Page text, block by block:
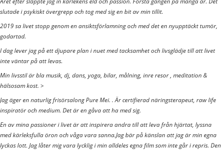
slutade i psykiskt övergrepp och tog med sig en bit av min tillit.
2019 sa livet stopp genom en ansiktsförlamning och med det en nyupptäckt tumör,
godartad.
I dag lever jag på ett djupare plan i nuet med tacksamhet och livsglädje till att livet
inte väntar på att levas.
Min livsstil är bla musik, dj, dans, yoga, bilar, målning, inre resor , meditation &
hälsosam kost. >
Jag äger en naturlig frisörsalong Pure Mei. . Är certifierad näringsterapeut, raw life
inspiratör och medium. Det är en gåva att ha med sig.
En av mina passioner i livet är att inspirera andra till att leva från hjärtat, lyssna
med kärleksfulla öron och våga vara sanna.Jag bär på känslan att jag är min egna
lyckas lott. Jag låter mig vara lycklig i min alldeles egna film som inte går i repris. Den